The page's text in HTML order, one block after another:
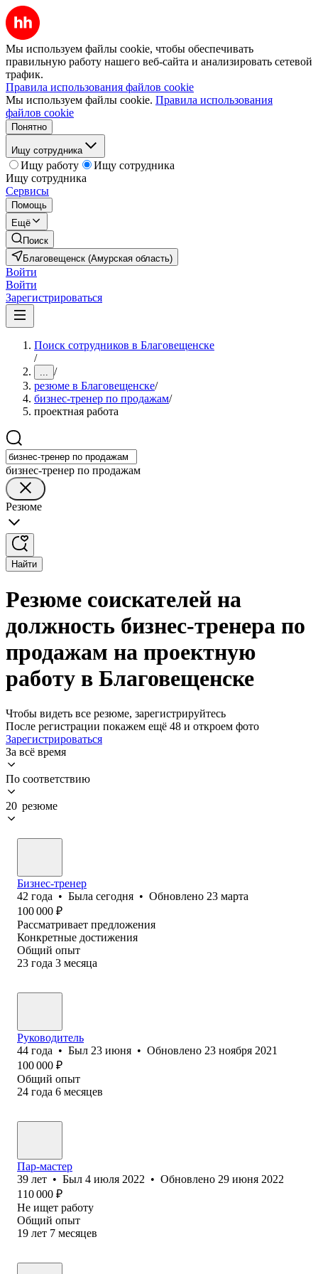
Мы используем файлы cookie, чтобы обеспечивать
правильную работу нашего веб-сайта и анализировать сетевой
трафик.
Правила использования файлов cookie
Мы используем файлы cookie. Правила использования
файлов cookie
Понятно
Ищу сотрудника
Ищу работу
Ищу сотрудника
Ищу сотрудника
Сервисы
Помощь
Ещё
Поиск
Благовещенск (Амурская область)
Войти
Войти
Зарегистрироваться
Поиск сотрудников в Благовещенске
/
... /
резюме в Благовещенске/
бизнес-тренер по продажам/
проектная работа
бизнес-тренер по продажам
Резюме
Найти
Резюме соискателей на
должность бизнес-тренера по
продажам на проектную
работу в Благовещенске
Чтобы видеть все резюме, зарегистрируйтесь
После регистрации покажем ещё 48 и откроем фото
Зарегистрироваться
За всё время
По соответствию
20 резюме
Бизнес-тренер
42 года • Была сегодня • Обновлено 23 марта
100 000 ₽
Рассматривает предложения
Конкретные достижения
Общий опыт
23 года 3 месяца
Руководитель
44 года • Был 23 июня • Обновлено 23 ноября 2021
100 000 ₽
Общий опыт
24 года 6 месяцев
Пар-мастер
39 лет • Был 4 июля 2022 • Обновлено 29 июня 2022
110 000 ₽
Не ищет работу
Общий опыт
19 лет 7 месяцев